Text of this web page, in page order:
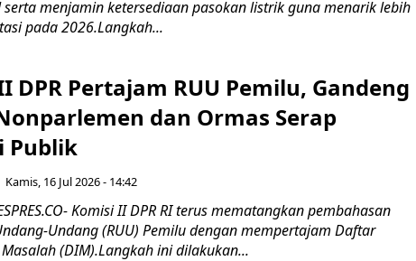
menjamin ketersediaan pasokan listrik guna menarik lebih
pada 2026.Langkah...
DPR Pertajam RUU Pemilu, Gandeng
dan Ormas Serap
Publik
Kamis, 16 Jul 2026 - 14:42
Komisi II DPR RI terus mematangkan pembahasan
Undang (RUU) Pemilu dengan mempertajam Daftar
(DIM).Langkah ini dilakukan...